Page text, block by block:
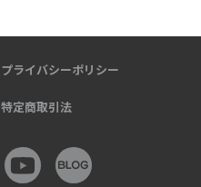
プライバシーポリシー
特定商取引法